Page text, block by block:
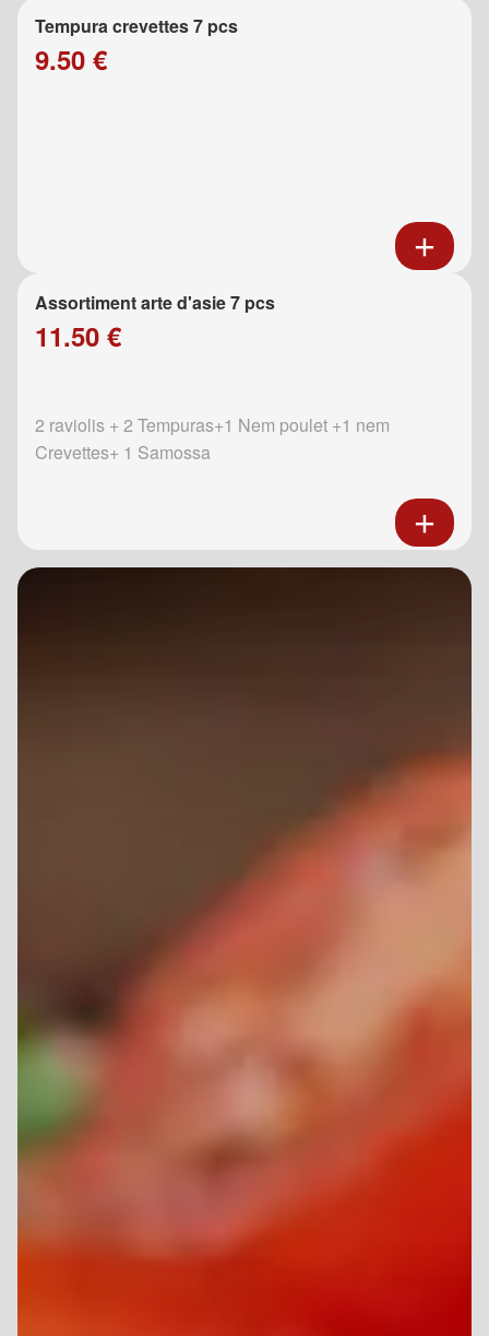
Tempura crevettes 7 pcs
9.50 €
Assortiment arte d'asie 7 pcs
11.50 €
2 raviolis + 2 Tempuras+1 Nem poulet +1 nem
Crevettes+ 1 Samossa